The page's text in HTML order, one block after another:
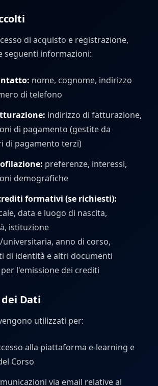
di acquisto e registrazione,
seguenti informazioni:
nome, cognome, indirizzo
di telefono
indirizzo di fatturazione,
di pagamento (gestite da
di pagamento terzi)
preferenze, interessi,
demografiche
formativi (se richiesti):
data e luogo di nascita,
istituzione
universitaria, anno di corso,
di identità e altri documenti
l'emissione dei crediti
Dati
utilizzati per:
alla piattaforma e-learning e
Corso
via email relative al